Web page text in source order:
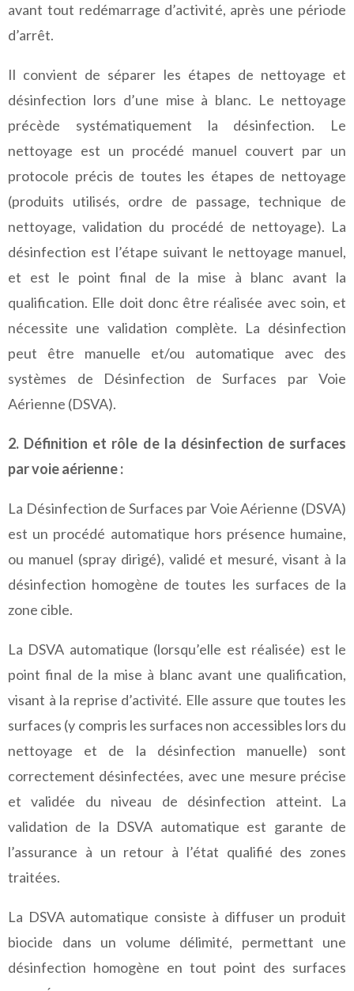
avant tout redémarrage d’activité, après une période
d’arrêt.
Il convient de séparer les étapes de nettoyage et
désinfection lors d’une mise à blanc. Le nettoyage
précède systématiquement la désinfection. Le
nettoyage est un procédé manuel couvert par un
protocole précis de toutes les étapes de nettoyage
(produits utilisés, ordre de passage, technique de
nettoyage, validation du procédé de nettoyage). La
désinfection est l’étape suivant le nettoyage manuel,
et est le point final de la mise à blanc avant la
qualification. Elle doit donc être réalisée avec soin, et
nécessite une validation complète. La désinfection
peut être manuelle et/ou automatique avec des
systèmes de Désinfection de Surfaces par Voie
Aérienne (DSVA).
2. Définition et rôle de la désinfection de surfaces
par voie aérienne :
La Désinfection de Surfaces par Voie Aérienne (DSVA)
est un procédé automatique hors présence humaine,
ou manuel (spray dirigé), validé et mesuré, visant à la
désinfection homogène de toutes les surfaces de la
zone cible.
La DSVA automatique (lorsqu’elle est réalisée) est le
point final de la mise à blanc avant une qualification,
visant à la reprise d’activité. Elle assure que toutes les
surfaces (y compris les surfaces non accessibles lors du
nettoyage et de la désinfection manuelle) sont
correctement désinfectées, avec une mesure précise
et validée du niveau de désinfection atteint. La
validation de la DSVA automatique est garante de
l’assurance à un retour à l’état qualifié des zones
traitées.
La DSVA automatique consiste à diffuser un produit
biocide dans un volume délimité, permettant une
désinfection homogène en tout point des surfaces